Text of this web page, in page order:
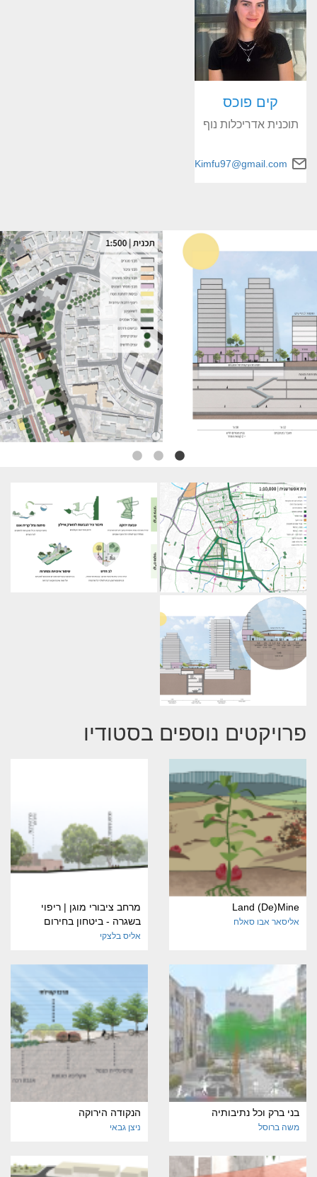
קים פוכס
תוכנית אדריכלות נוף
Kimfu97@gmail.com
פרויקטים נוספים בסטודיו
Land (De)Mine
אליסאר אבו סאלח
מרחב ציבורי מוגן | ריפוי
בשגרה - ביטחון בחירום
אליס בלצקי
בני ברק וכל נתיבותיה
משה ברוסל
הנקודה הירוקה
ניצן גבאי